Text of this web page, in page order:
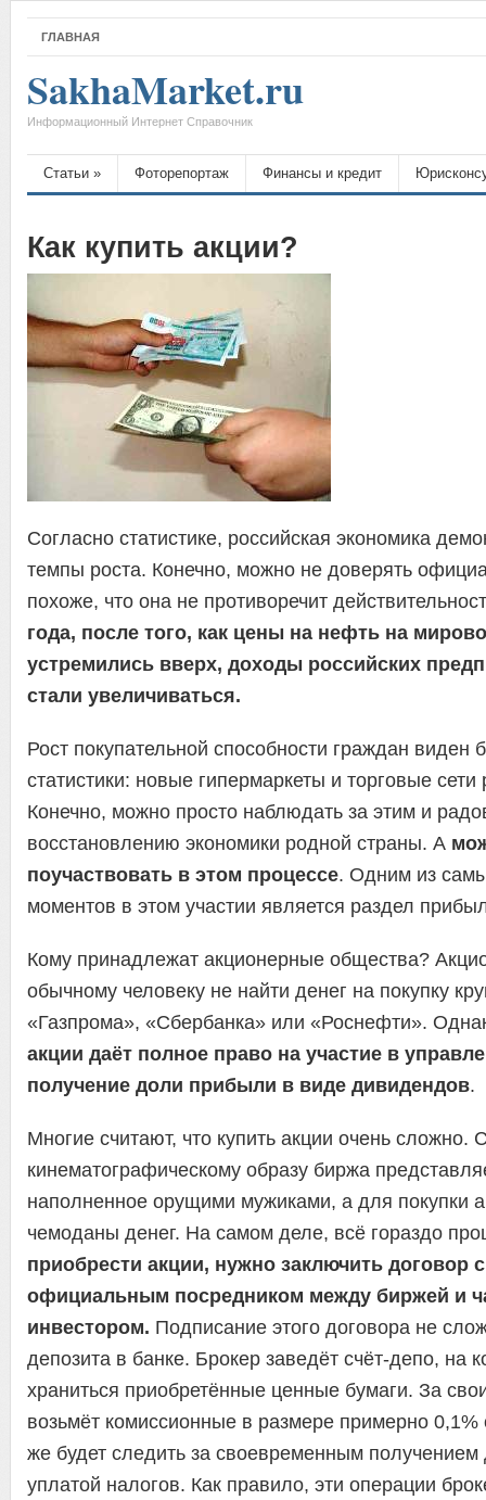
ГЛАВНАЯ
SakhaMarket.ru
Информационный Интернет Справочник
Статьи » Фоторепортаж Финансы и кредит
Как купить акции?
Согласно статистике, российская экономика
темпы роста. Конечно, можно не доверять
похоже, что она не противоречит
года, после того, как цены на нефть на
устремились вверх, доходы российских
стали увеличиваться.
Рост покупательной способности граждан виден
статистики: новые гипермаркеты и торговые сети
Конечно, можно просто наблюдать за этим и
восстановлению экономики родной страны. А
поучаствовать в этом процессе. Одним из
моментов в этом участии является раздел
Кому принадлежат акционерные общества?
обычному человеку не найти денег на покупку
«Газпрома», «Сбербанка» или «Роснефти».
акции даёт полное право на участие в
получение доли прибыли в виде дивидендов.
Многие считают, что купить акции очень сложно.
кинематографическому образу биржа
наполненное орущими мужиками, а для покупки
чемоданы денег. На самом деле, всё гораздо
приобрести акции, нужно заключить договор
официальным посредником между биржей и
инвестором. Подписание этого договора не
депозита в банке. Брокер заведёт счёт-депо, на
храниться приобретённые ценные бумаги. За
возьмёт комиссионные в размере примерно
же будет следить за своевременным
уплатой налогов. Как правило, эти операции